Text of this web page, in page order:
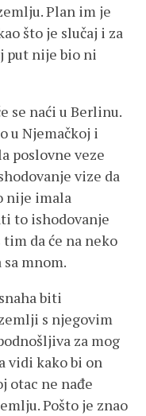
Plan im je
što je slučaj i za
put nije bio ni
se naći u Berlinu.
u Njemačkoj i
poslovne veze
vize da
nije imala
to ishodovanje
da će na neko
mnom.
biti
s njegovim
za mog
vidi kako bi on
otac ne nađe
Pošto je znao